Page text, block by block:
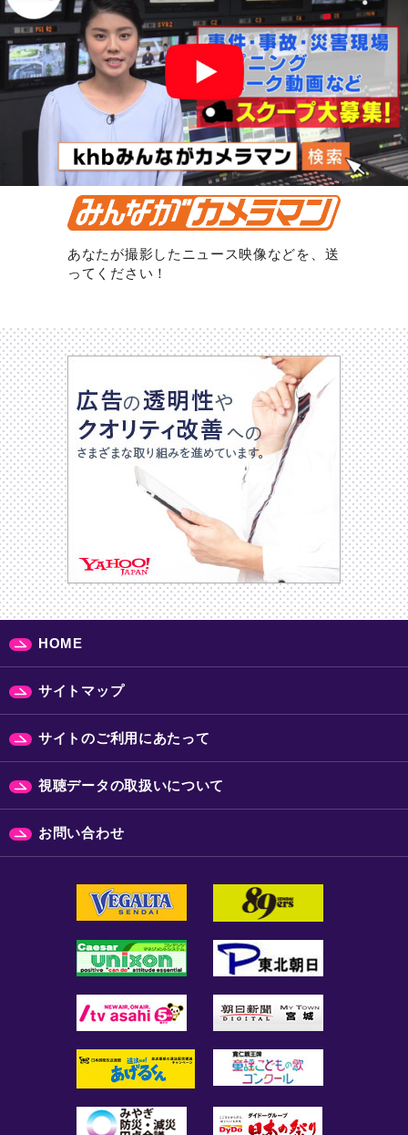
あなたが撮影したニュース映像などを、送
ってください！
HOME
サイトマップ
サイトのご利用にあたって
視聴データの取扱いについて
お問い合わせ